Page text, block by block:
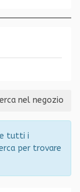
tutti i
per trovare